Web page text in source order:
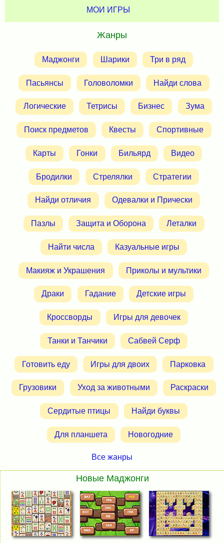
МОИ ИГРЫ
Жанры
Маджонги Шарики Три в ряд
Пасьянсы Головоломки Найди слова
Логические Тетрисы Бизнес Зума
Поиск предметов Квесты Спортивные
Карты Гонки Бильярд Видео
Бродилки Стрелялки Стратегии
Найди отличия Одевалки и Прически
Пазлы Защита и Оборона Леталки
Найти числа Казуальные игры
Макияж и Украшения Приколы и мультики
Драки Гадание Детские игры
Кроссворды Игры для девочек
Танки и Танчики Сабвей Серф
Готовить еду Игры для двоих Парковка
Грузовики Уход за животными Раскраски
Сердитые птицы Найди буквы
Для планшета Новогодние
Все жанры
Новые Маджонги